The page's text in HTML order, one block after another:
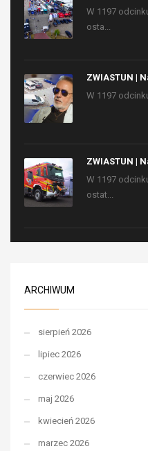
W 1197
osta...
ZWIASTUN |
W 1197
ZWIASTUN |
W 1197
ostat...
ARCHIWUM
sierpień 2026
lipiec 2026
czerwiec 2026
maj 2026
kwiecień 2026
marzec 2026